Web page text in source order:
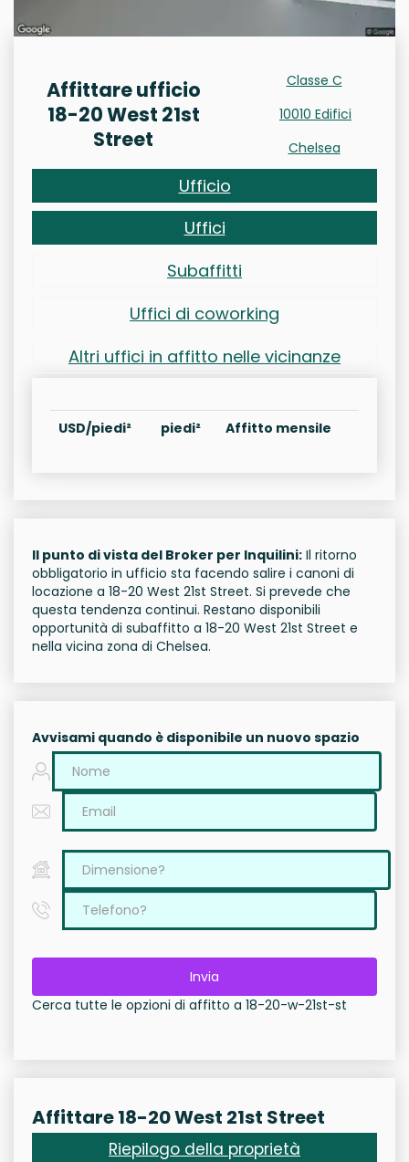
Affittare ufficio
18-20 West 21st
Street
Classe C
10010 Edifici
Chelsea
Ufficio
Uffici
Subaffitti
Uffici di coworking
Altri uffici in affitto nelle vicinanze
USD/piedi² piedi² Affitto mensile
Il punto di vista del Broker per Inquilini: Il ritorno
obbligatorio in ufficio sta facendo salire i canoni di
locazione a 18-20 West 21st Street. Si prevede che
questa tendenza continui. Restano disponibili
opportunità di subaffitto a 18-20 West 21st Street e
nella vicina zona di Chelsea.
Avvisami quando è disponibile un nuovo spazio
Invia
Cerca tutte le opzioni di affitto a 18-20-w-21st-st
Affittare 18-20 West 21st Street
Riepilogo della proprietà